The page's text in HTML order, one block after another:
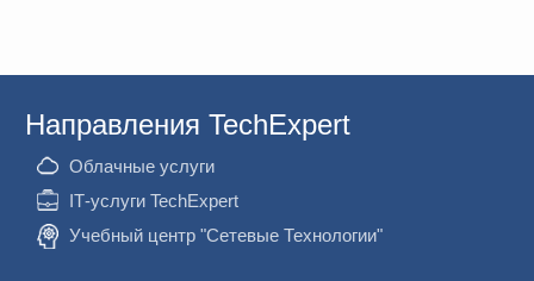
Направления TechExpert
Облачные услуги
ІТ-услуги TechExpert
Учебный центр "Сетевые Технологии"